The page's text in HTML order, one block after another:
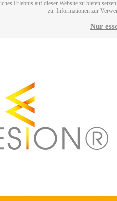
Erlebnis auf dieser Website zu bieten
zu. Informationen zur
Nur